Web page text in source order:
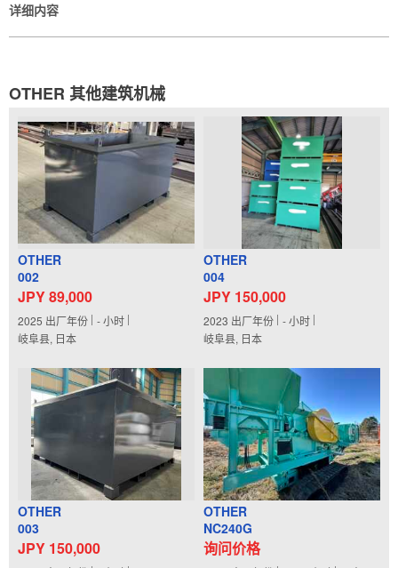
详细内容
OTHER 其他建筑机械
OTHER
002
JPY 89,000
2025 出厂年份 -小时
岐阜县, 日本
OTHER
004
JPY 150,000
2023 出厂年份 -小时
岐阜县, 日本
OTHER
003
JPY 150,000
OTHER
NC240G
询问价格